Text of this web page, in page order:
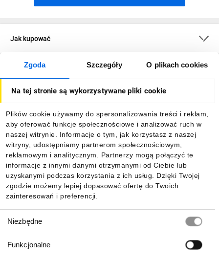
Zgoda Szczegóły O plikach cookies
Na tej stronie są wykorzystywane pliki cookie
Plików cookie używamy do spersonalizowania treści i reklam,
aby oferować funkcje społecznościowe i analizować ruch w
naszej witrynie. Informacje o tym, jak korzystasz z naszej
witryny, udostępniamy partnerom społecznościowym,
reklamowym i analitycznym. Partnerzy mogą połączyć te
informacje z innymi danymi otrzymanymi od Ciebie lub
uzyskanymi podczas korzystania z ich usług. Dzięki Twojej
zgodzie możemy lepiej dopasować ofertę do Twoich
zainteresowań i preferencji.
zgody
Niezbędne
Funkcjonalne
Jak kupować
O firmie
Informacje
Pobierz naszą aplikację mobilną: